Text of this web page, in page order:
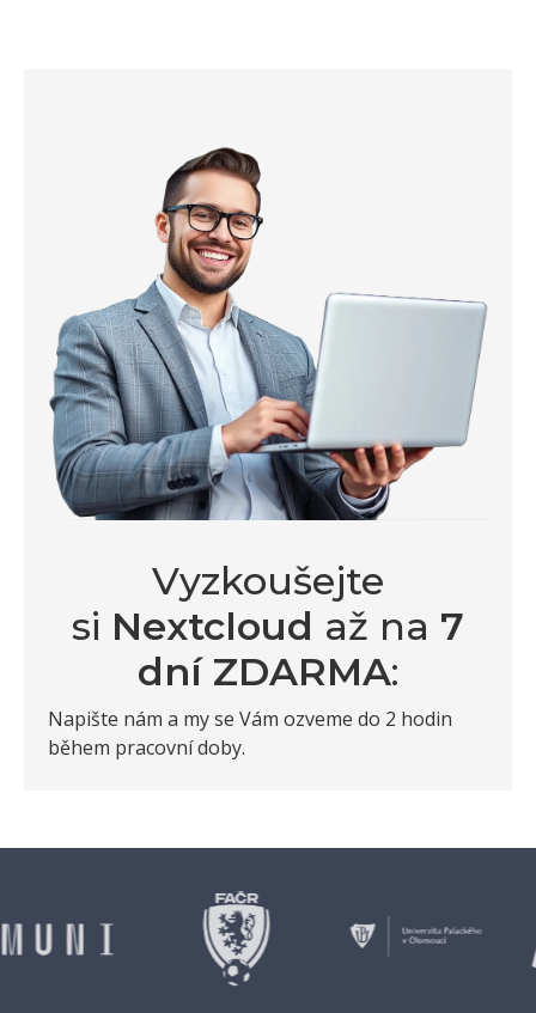
Vyzkoušejte
si Nextcloud až na 7
dní ZDARMA:
Napište nám a my se Vám ozveme do 2 hodin
během pracovní doby.